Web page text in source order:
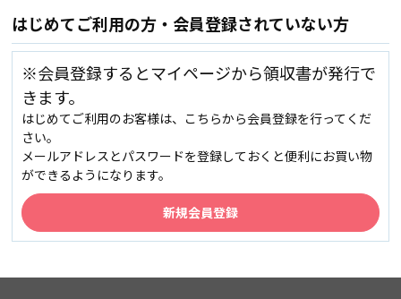
はじめてご利用の方・会員登録されていない方
※会員登録するとマイページから領収書が発行で
きます。
はじめてご利用のお客様は、こちらから会員登録を行ってくだ
さい。
メールアドレスとパスワードを登録しておくと便利にお買い物
ができるようになります。